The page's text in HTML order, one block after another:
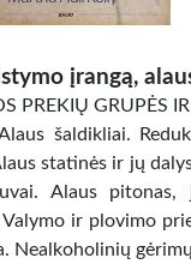
įrangą,
PREKIŲ GRUPĖS
šaldikliai.
statinės ir jų
Alaus pitonas,
ir plovimo
Nealkoholinių